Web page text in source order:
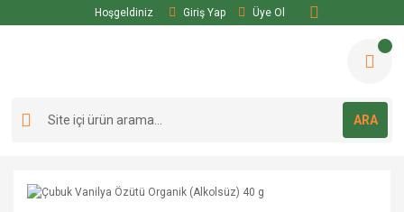
Hoşgeldiniz Giriş Yap Üye Ol
ARA